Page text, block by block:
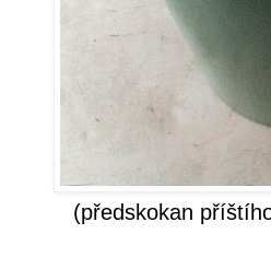
(předskokan